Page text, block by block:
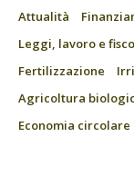
Attualità
Leggi, lavoro e fisco
Fertilizzazione
Agricoltura
Economia circolare